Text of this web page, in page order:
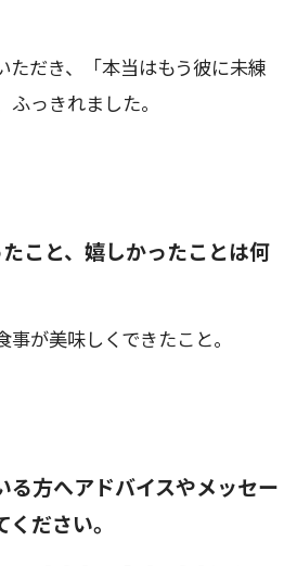
ただき、「本当はもう彼に未練
っきれました。
こと、嬉しかったことは何
が美味しくできたこと。
る方へアドバイスやメッセー
ださい。